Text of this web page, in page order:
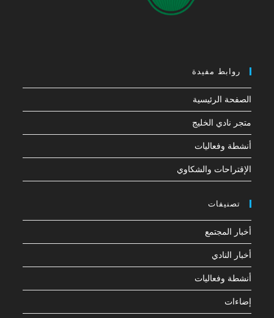
روابط مفيدة
الصفحة الرئيسية
متجر نادي الخليج
أنشطة وفعاليات
الإقتراحات والشكاوي
تصنيفات
أخبار المجتمع
أخبار النادي
أنشطة وفعاليات
إضاءات